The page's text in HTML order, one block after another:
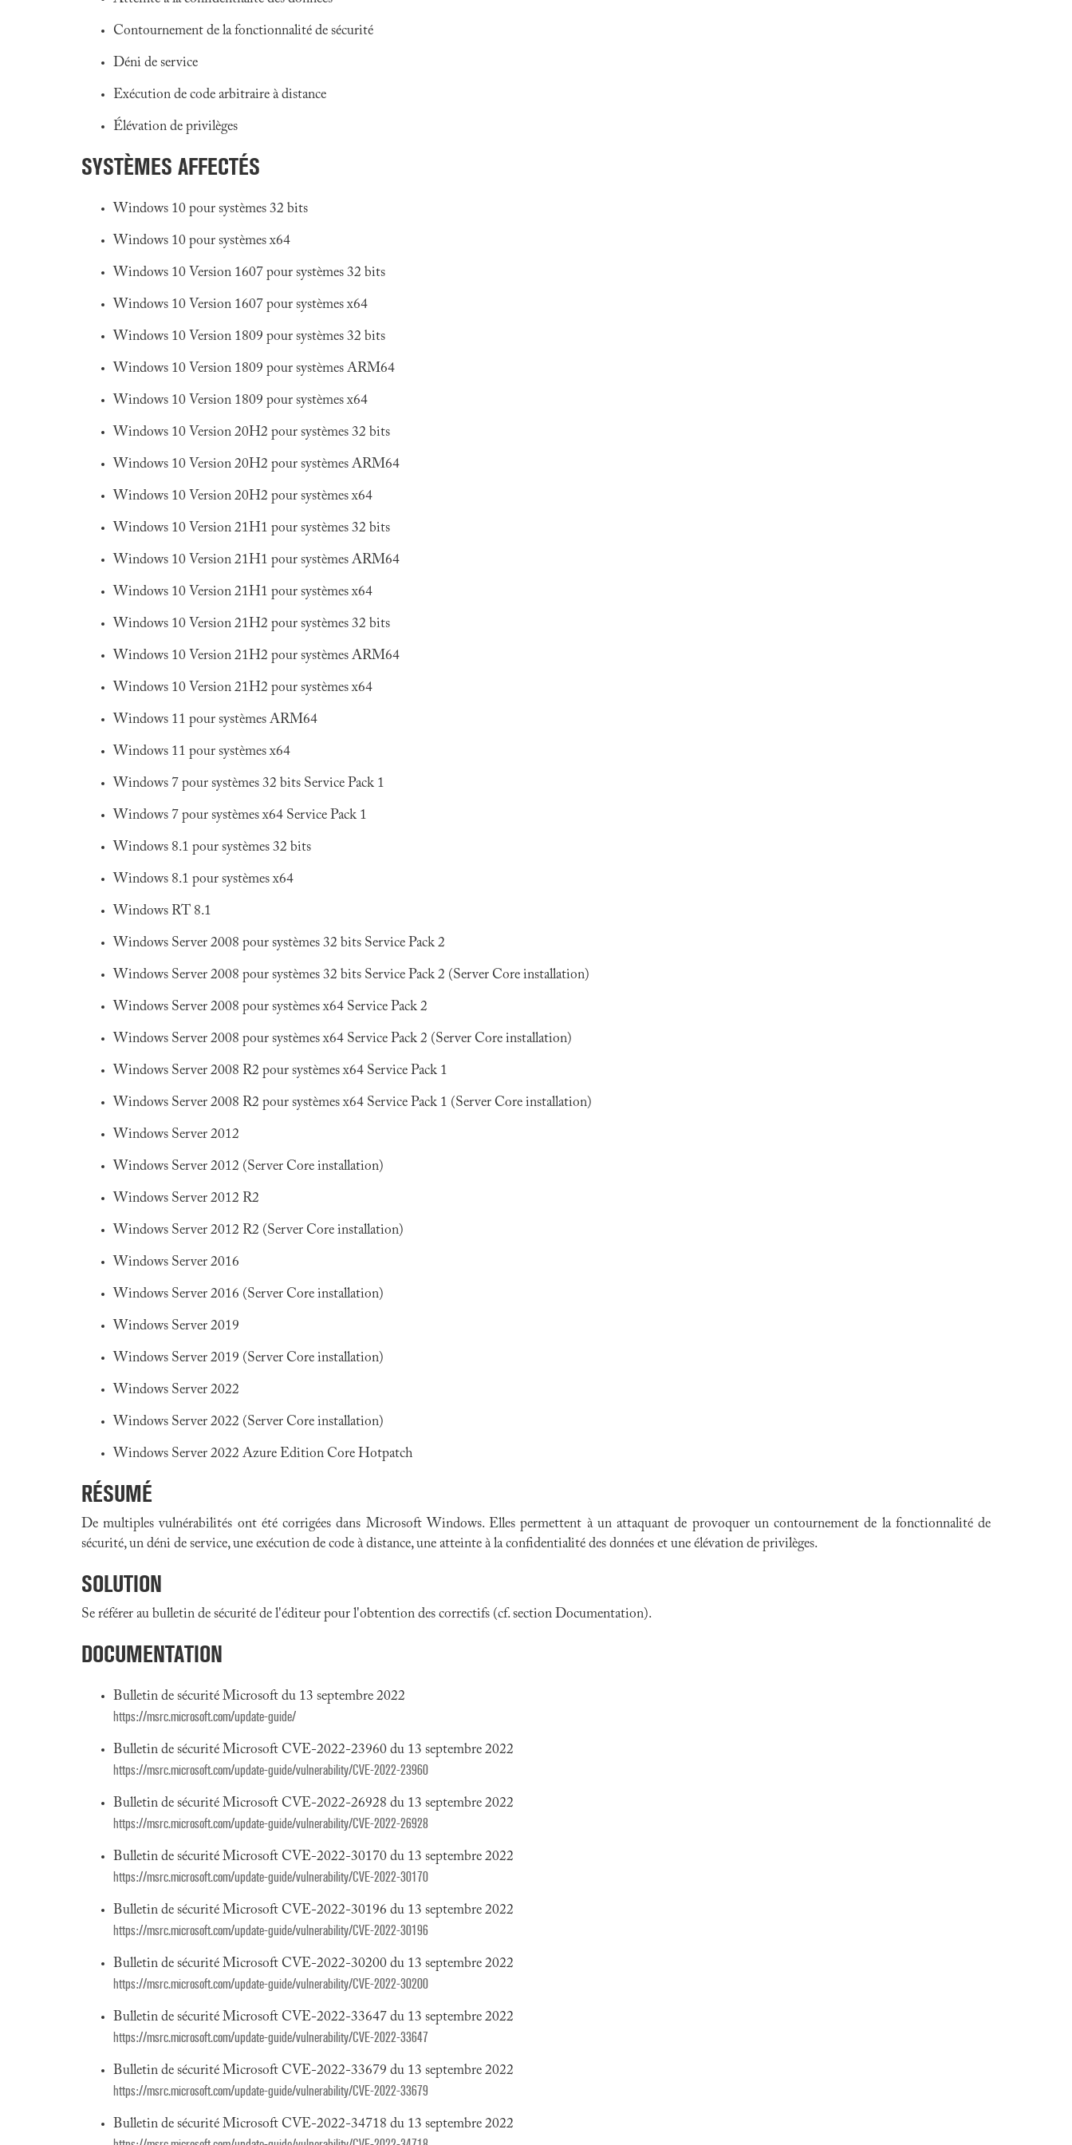
Contournement de la fonctionnalité de sécurité
Déni de service
Exécution de code arbitraire à distance
Élévation de privilèges
SYSTÈMES AFFECTÉS
Windows 10 pour systèmes 32 bits
Windows 10 pour systèmes x64
Windows 10 Version 1607 pour systèmes 32 bits
Windows 10 Version 1607 pour systèmes x64
Windows 10 Version 1809 pour systèmes 32 bits
Windows 10 Version 1809 pour systèmes ARM64
Windows 10 Version 1809 pour systèmes x64
Windows 10 Version 20H2 pour systèmes 32 bits
Windows 10 Version 20H2 pour systèmes ARM64
Windows 10 Version 20H2 pour systèmes x64
Windows 10 Version 21H1 pour systèmes 32 bits
Windows 10 Version 21H1 pour systèmes ARM64
Windows 10 Version 21H1 pour systèmes x64
Windows 10 Version 21H2 pour systèmes 32 bits
Windows 10 Version 21H2 pour systèmes ARM64
Windows 10 Version 21H2 pour systèmes x64
Windows 11 pour systèmes ARM64
Windows 11 pour systèmes x64
Windows 7 pour systèmes 32 bits Service Pack 1
Windows 7 pour systèmes x64 Service Pack 1
Windows 8.1 pour systèmes 32 bits
Windows 8.1 pour systèmes x64
Windows RT 8.1
Windows Server 2008 pour systèmes 32 bits Service Pack 2
Windows Server 2008 pour systèmes 32 bits Service Pack 2 (Server Core installation)
Windows Server 2008 pour systèmes x64 Service Pack 2
Windows Server 2008 pour systèmes x64 Service Pack 2 (Server Core installation)
Windows Server 2008 R2 pour systèmes x64 Service Pack 1
Windows Server 2008 R2 pour systèmes x64 Service Pack 1 (Server Core installation)
Windows Server 2012
Windows Server 2012 (Server Core installation)
Windows Server 2012 R2
Windows Server 2012 R2 (Server Core installation)
Windows Server 2016
Windows Server 2016 (Server Core installation)
Windows Server 2019
Windows Server 2019 (Server Core installation)
Windows Server 2022
Windows Server 2022 (Server Core installation)
Windows Server 2022 Azure Edition Core Hotpatch
RÉSUMÉ
De multiples vulnérabilités ont été corrigées dans Microsoft Windows. Elles permettent à un attaquant de provoquer un contournement de la fonctionnalité de
sécurité, un déni de service, une exécution de code à distance, une atteinte à la confidentialité des données et une élévation de privilèges.
SOLUTION
Se référer au bulletin de sécurité de l'éditeur pour l'obtention des correctifs (cf. section Documentation).
DOCUMENTATION
Bulletin de sécurité Microsoft du 13 septembre 2022
https://msrc.microsoft.com/update-guide/
Bulletin de sécurité Microsoft CVE-2022-23960 du 13 septembre 2022
https://msrc.microsoft.com/update-guide/vulnerability/CVE-2022-23960
Bulletin de sécurité Microsoft CVE-2022-26928 du 13 septembre 2022
https://msrc.microsoft.com/update-guide/vulnerability/CVE-2022-26928
Bulletin de sécurité Microsoft CVE-2022-30170 du 13 septembre 2022
https://msrc.microsoft.com/update-guide/vulnerability/CVE-2022-30170
Bulletin de sécurité Microsoft CVE-2022-30196 du 13 septembre 2022
https://msrc.microsoft.com/update-guide/vulnerability/CVE-2022-30196
Bulletin de sécurité Microsoft CVE-2022-30200 du 13 septembre 2022
https://msrc.microsoft.com/update-guide/vulnerability/CVE-2022-30200
Bulletin de sécurité Microsoft CVE-2022-33647 du 13 septembre 2022
https://msrc.microsoft.com/update-guide/vulnerability/CVE-2022-33647
Bulletin de sécurité Microsoft CVE-2022-33679 du 13 septembre 2022
https://msrc.microsoft.com/update-guide/vulnerability/CVE-2022-33679
Bulletin de sécurité Microsoft CVE-2022-34718 du 13 septembre 2022